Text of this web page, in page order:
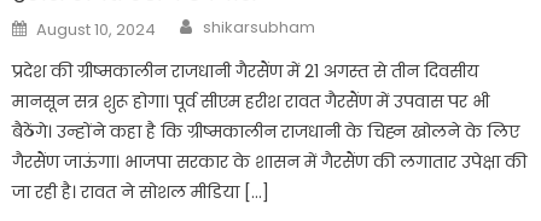
Posted
on
August 10, 2024 Author
shikarsubham
प्रदेश की ग्रीष्मकालीन राजधानी गैरसैंण में 21 अगस्त से तीन दिवसीय
मानसून सत्र शुरू होगा। पूर्व सीएम हरीश रावत गैरसैंण में उपवास पर भी
बैठेंगे। उन्होंने कहा है कि ग्रीष्मकालीन राजधानी के चिह्न खोलने के लिए
गैरसैंण जाऊंगा। भाजपा सरकार के शासन में गैरसैंण की लगातार उपेक्षा की
जा रही है। रावत ने सोशल मीडिया […]